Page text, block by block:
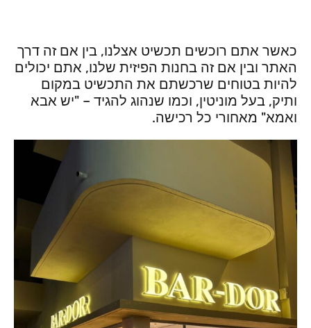
כאשר אתם רוכשים תכשיט אצלנו, בין אם זה דרך
האתר ובין אם זה בחנות הפיזית שלנו, אתם יכולים
להיות בטוחים שרכשתם את התכשיט במקום
ותיק, בעל מוניטין, וכמו שנהוג להגיד – "יש אבא
ואמא" מאחורי כל רכישה.